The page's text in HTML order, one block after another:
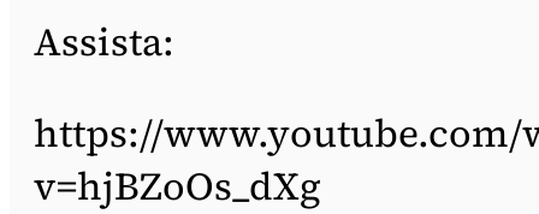
Assista:
https://www.youtube.com/
v=hjBZoOs_dXg